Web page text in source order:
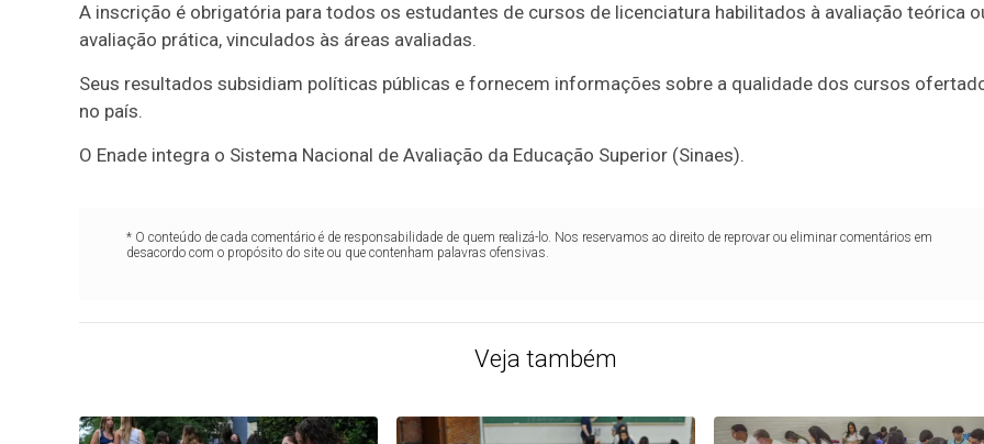
A inscrição é obrigatória para todos os estudantes de cursos de licenciatura habilitados à avaliação teórica
avaliação prática, vinculados às áreas avaliadas.
Seus resultados subsidiam políticas públicas e fornecem informações sobre a qualidade dos cursos
no país.
O Enade integra o Sistema Nacional de Avaliação da Educação Superior (Sinaes).
* O conteúdo de cada comentário é de responsabilidade de quem realizá-lo. Nos reservamos ao direito de reprovar ou eliminar comentários em
desacordo com o propósito do site ou que contenham palavras ofensivas.
Veja também